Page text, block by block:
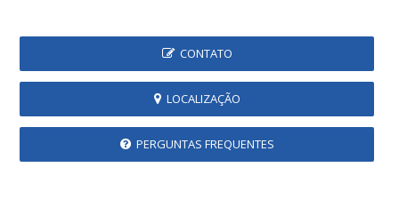
CONTATO
LOCALIZAÇÃO
PERGUNTAS FREQUENTES